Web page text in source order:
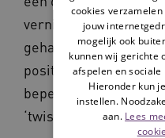
vernieuwende en
positief effect op het
beperking en iedere
‘twist’ doorgemaakt
cookies
jouw
mogelijk ook
kunnen wij gerichte
afspelen en
Hieronder kun
instellen.
aan. Lees